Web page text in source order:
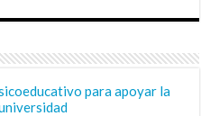
para apoyar la